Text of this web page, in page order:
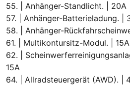
55. | Anhänger-Standlicht. | 20A
57. | Anhänger-Batterieladung. |
58. | Anhänger-
61. | Multikontursitz-Modul. | 15A
62. |
15A
64. | Allradsteuergerät (AWD). |